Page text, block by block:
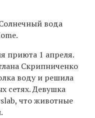
вода
приюта 1 апреля.
Скрипниченко
воду и решила
сетях. Девушка
что животные